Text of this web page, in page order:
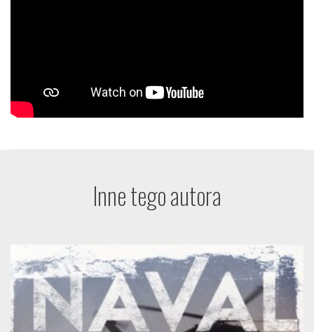
Inne tego autora